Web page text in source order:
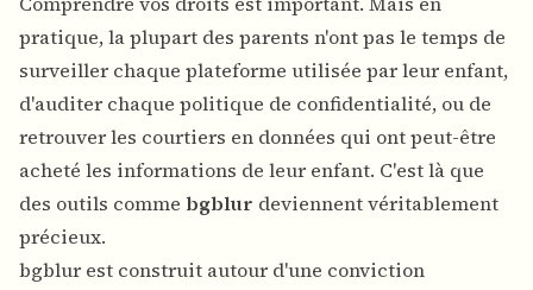
pratique, la plupart des parents n'ont pas le temps de
surveiller chaque plateforme utilisée par leur enfant,
d'auditer chaque politique de confidentialité, ou de
retrouver les courtiers en données qui ont peut-être
acheté les informations de leur enfant. C'est là que
des outils comme bgblur deviennent véritablement
précieux.
bgblur est construit autour d'une conviction